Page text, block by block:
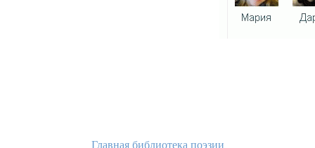
Главная библиотека поэзии